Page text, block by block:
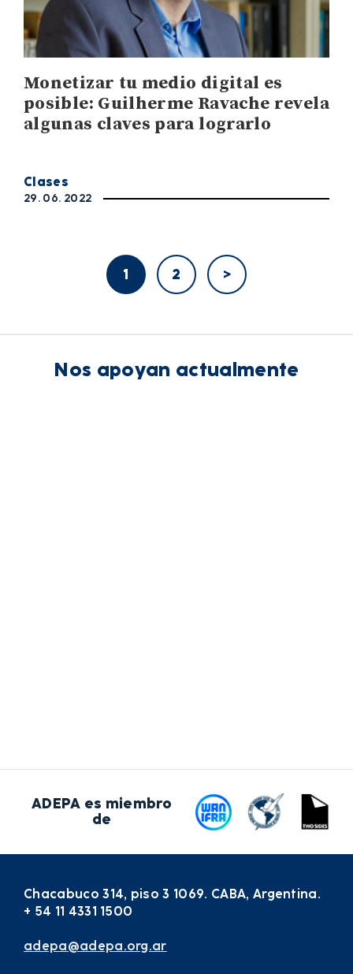
Monetizar tu medio digital es
posible: Guilherme Ravache revela
algunas claves para lograrlo
Clases
29. 06. 2022
1 2 >
Nos apoyan actualmente
ADEPA es miembro
de
Chacabuco 314, piso 3 1069. CABA, Argentina.
+ 54 11 4331 1500
adepa@adepa.org.ar